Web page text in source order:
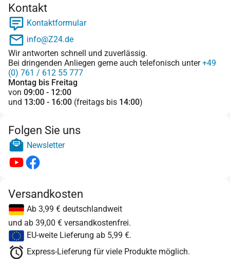
Kontakt
Kontaktformular
info@Z24.de
Wir antworten schnell und zuverlässig.
Bei dringenden Anliegen gerne auch telefonisch unter+49
(0) 761 / 612 55 777
Montag bis Freitag
von 09:00 - 12:00
und 13:00 - 16:00 (freitags bis 14:00)
Folgen Sie uns
Newsletter
Versandkosten
Ab 3,99 € deutschlandweit
und ab 39,00 € versandkostenfrei.
EU-weite Lieferung ab 5,99 €.
Express-Lieferung für viele Produkte möglich.